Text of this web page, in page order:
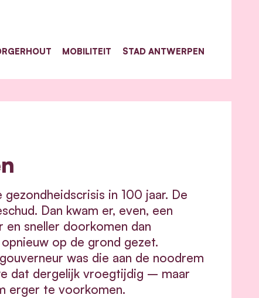
MOBILITEIT STAD ANTWERPEN
in 100 jaar. De
Dan kwam er, even, een
en sneller doorkomen dan
op de grond gezet.
was die aan de noodrem
dat dergelijk vroegtijdig – maar
erger te voorkomen.